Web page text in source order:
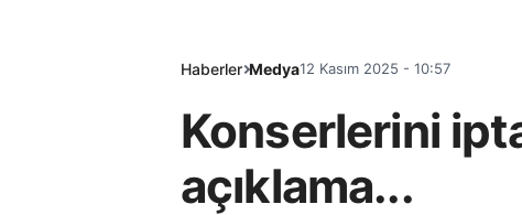
Haberler Medya12 Kasım 2025 - 10:57
Konserlerini
açıklama...